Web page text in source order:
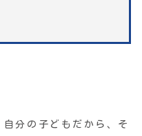
分の子どもだから、そ